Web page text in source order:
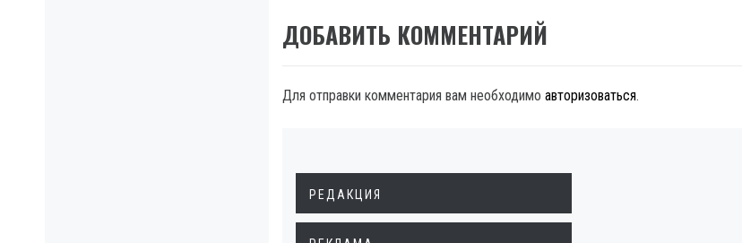
ДОБАВИТЬ КОММЕНТАРИЙ
Для отправки комментария вам необходимо авторизоваться.
РЕДАКЦИЯ